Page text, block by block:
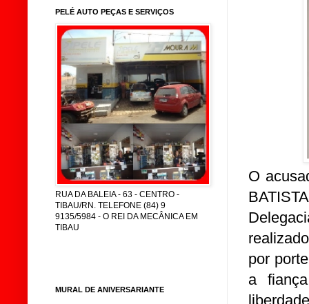
O
por
a
PELÉ AUTO PEÇAS E SERVIÇOS
RUA DA BALEIA - 63 - CENTRO -
TIBAU/RN. TELEFONE (84) 9
9135/5984 - O REI DA MECÂNICA EM
TIBAU
MURAL DE ANIVERSARIANTE